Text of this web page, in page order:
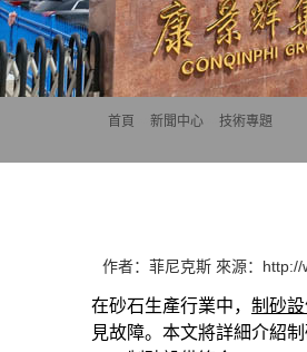
首頁 新聞中心 技術專題
作者：菲尼克斯 來源：
在砂石生產行業中， 制砂
見故障。本文將詳細介紹